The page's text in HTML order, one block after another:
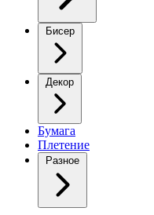
Бисер
Декор
Бумага
Плетение
Разное